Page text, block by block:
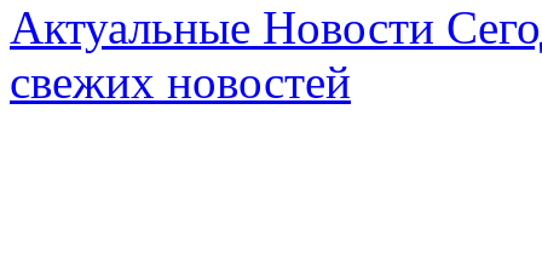
Актуальные Новости
свежих новостей